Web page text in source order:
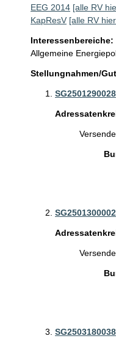
EEG 2014 [alle RV
KapResV [alle RV
Interessenbereiche:
Allgemeine
Stellungnahmen/
SG2501290028
SG2501300002
SG2503180038